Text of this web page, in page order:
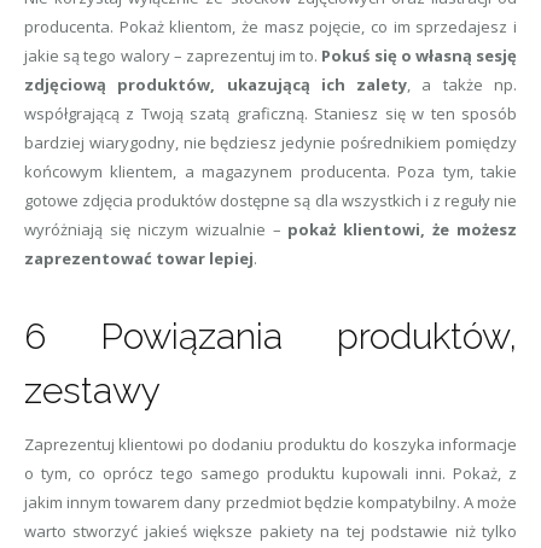
producenta. Pokaż klientom, że masz pojęcie, co im sprzedajesz i
jakie są tego walory – zaprezentuj im to. Pokuś się o własną sesję
zdjęciową produktów, ukazującą ich zalety, a także np.
współgrającą z Twoją szatą graficzną. Staniesz się w ten sposób
bardziej wiarygodny, nie będziesz jedynie pośrednikiem pomiędzy
końcowym klientem, a magazynem producenta. Poza tym, takie
gotowe zdjęcia produktów dostępne są dla wszystkich i z reguły nie
wyróżniają się niczym wizualnie – pokaż klientowi, że możesz
zaprezentować towar lepiej.
6 Powiązania produktów,
zestawy
Zaprezentuj klientowi po dodaniu produktu do koszyka informacje
o tym, co oprócz tego samego produktu kupowali inni. Pokaż, z
jakim innym towarem dany przedmiot będzie kompatybilny. A może
warto stworzyć jakieś większe pakiety na tej podstawie niż tylko